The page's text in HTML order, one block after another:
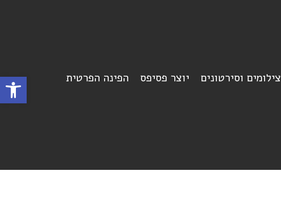
פתח צילומים וסירטונים יוצר פסיפס הפינה הפרטית